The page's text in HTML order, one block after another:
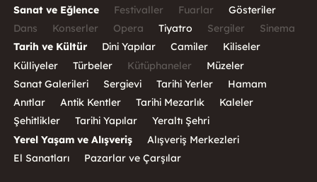
Sanat ve Eğlence
Festivaller Fuarlar
Gösteriler
Dans
Konserler Opera Tiyatro Sergiler
Sinema
Tarih ve Kültür
Dini Yapılar Camiler
Kiliseler
Külliyeler
Türbeler Kütüphaneler
Müzeler
Sanat Galerileri
Sergievi Tarihi Yerler
Hamam
Anıtlar
Antik Kentler Tarihi Mezarlık
Kaleler
Şehitlikler
Tarihi Yapılar
Yeraltı Şehri
Yerel Yaşam ve Alışveriş
Alışveriş Merkezleri
El Sanatları
Pazarlar ve Çarşılar